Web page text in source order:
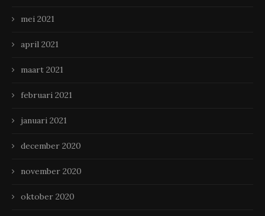
mei 2021
april 2021
maart 2021
februari 2021
januari 2021
december 2020
november 2020
oktober 2020